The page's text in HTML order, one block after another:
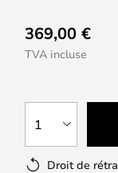
369,00 €
TVA incluse
1
Droit de